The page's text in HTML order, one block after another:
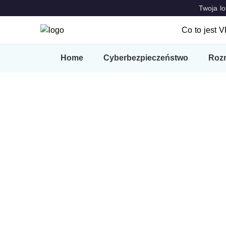
Twoja
Co to jest
Co to jest
Home Cyberbezpieczeństwo